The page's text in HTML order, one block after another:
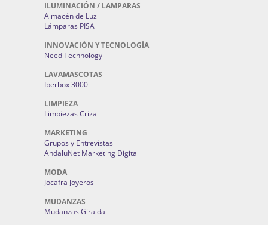
ILUMINACIÓN / LAMPARAS
Almacén de Luz
Lámparas PISA
INNOVACIÓN Y TECNOLOGÍA
Need Technology
LAVAMASCOTAS
Iberbox 3000
LIMPIEZA
Limpiezas Criza
MARKETING
Grupos y Entrevistas
AndaluNet Marketing Digital
MODA
Jocafra Joyeros
MUDANZAS
Mudanzas Giralda